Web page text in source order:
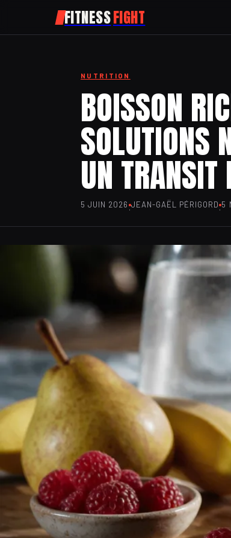
FITNESSFIGHT
NUTRITION
BOISSON
SOLUTIONS
UN TRANSIT
5 JUIN 2026·JEAN-GAËL PÉRIGORD·5